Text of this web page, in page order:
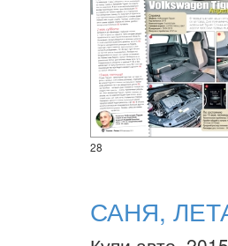
28
САНЯ,